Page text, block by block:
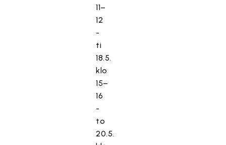
11–
12
-
ti
18.5.
klo
15–
16
-
to
20.5.